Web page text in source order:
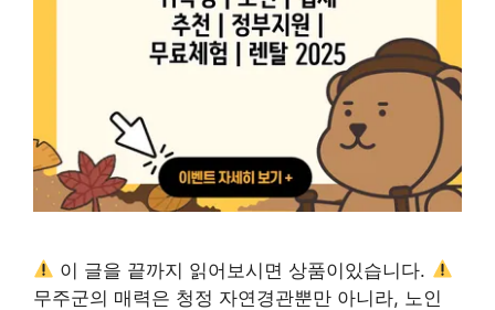
이 글을 끝까지 읽어보시면 상품이있습니다.
무주군의 매력은 청정 자연경관뿐만 아니라, 노인